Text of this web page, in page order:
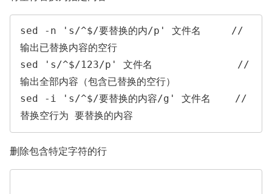
sed -n 's/^$/要替换的内/p' 文件名     //
输出已替换内容的空行
sed 's/^$/123/p' 文件名              //
输出全部内容（包含已替换的空行）
sed -i 's/^$/要替换的内容/g' 文件名    //
替换空行为 要替换的内容
删除包含特定字符的行